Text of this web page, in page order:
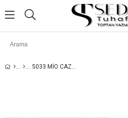
5033 MIO CAZZ EŞARP